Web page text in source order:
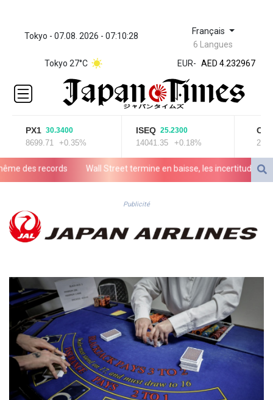
Tokyo - 07.08. 2026 - 07:10:28 Français
6 Langues
Tokyo 27°C
EUR-
ZWL 371.095165
AED 4.232967
AED 4.232967
ALL 93.095382
AMD
ARS
1728.428661
AUD 1.638336
BBD 2.320646
BIF 3445.888043
BMD 1.152471
BND 1.477446
BOB 13.935975
BRL 5.897421
BSD 1.152186
BTN 109.652359
BWP 15.583119
BYN 3.411334
PX1 30.3400
8699.71 +0.35%
ISEQ 25.2300
14041.35 +0.18% 2020
records Wall Street termine en baisse, les incertitudes au
Publicité